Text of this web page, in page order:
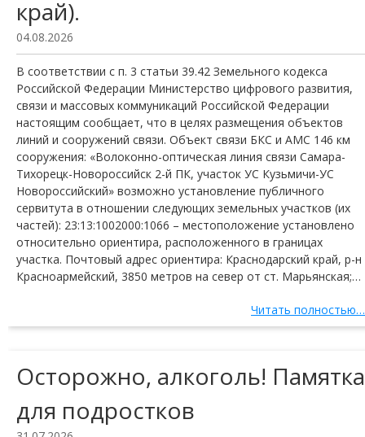
край).
04.08.2026
В соответствии с п. 3 статьи 39.42 Земельного кодекса
Российской Федерации Министерство цифрового развития,
связи и массовых коммуникаций Российской Федерации
настоящим сообщает, что в целях размещения объектов
линий и сооружений связи. Объект связи БКС и АМС 146 км
сооружения: «Волоконно-оптическая линия связи Самара-
Тихорецк-Новороссийск 2-й ПК, участок УС Кузьмичи-УС
Новороссийский» возможно установление публичного
сервитута в отношении следующих земельных участков (их
частей): 23:13:1002000:1066 – местоположение установлено
относительно ориентира, расположенного в границах
участка. Почтовый адрес ориентира: Краснодарский край, р-н
Красноармейский, 3850 метров на север от ст. Марьянская;…
Читать полностью…
Осторожно, алкоголь! Памятка
для подростков